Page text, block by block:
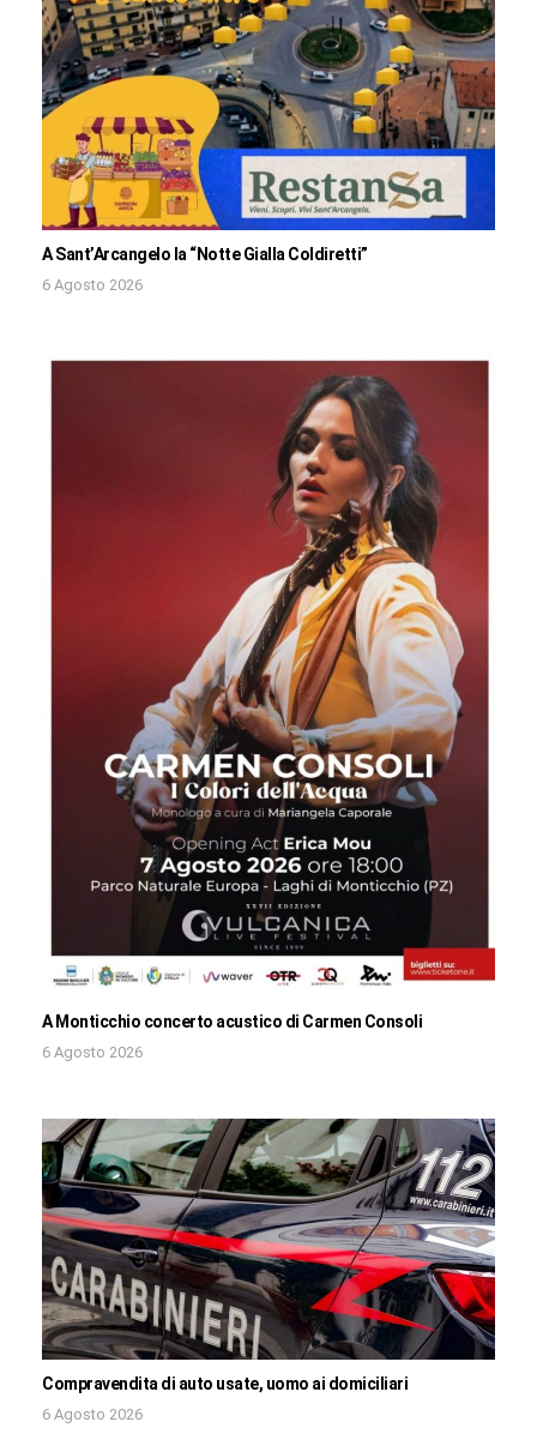
A Sant’Arcangelo la “Notte Gialla Coldiretti”
6 Agosto 2026
A Monticchio concerto acustico di Carmen Consoli
6 Agosto 2026
Compravendita di auto usate, uomo ai domiciliari
6 Agosto 2026